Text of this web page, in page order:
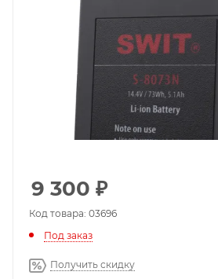
9 300 ₽
Код товара: 03696
Под заказ
Получить скидку